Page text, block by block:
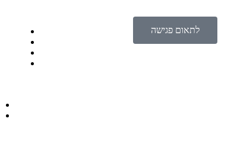
לתאום פגישה